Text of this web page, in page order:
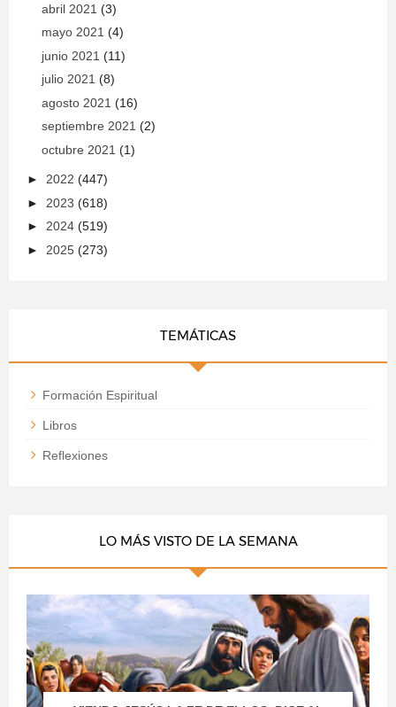
abril 2021 (3)
mayo 2021 (4)
junio 2021 (11)
julio 2021 (8)
agosto 2021 (16)
septiembre 2021 (2)
octubre 2021 (1)
► 2022 (447)
► 2023 (618)
► 2024 (519)
► 2025 (273)
TEMÁTICAS
Formación Espiritual
Libros
Reflexiones
LO MÁS VISTO DE LA SEMANA